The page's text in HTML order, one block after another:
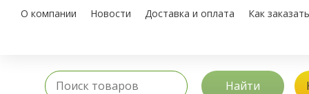
О компании Новости Доставка и оплата Как заказать
Найти